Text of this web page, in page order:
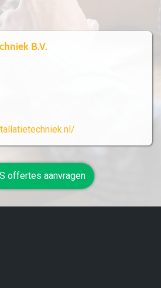
B.V.
offertes aanvragen